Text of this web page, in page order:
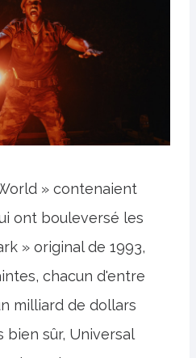
» contenaient
ont bouleversé les
» original de 1993,
chacun d'entre
milliard de dollars
bien sûr, Universal